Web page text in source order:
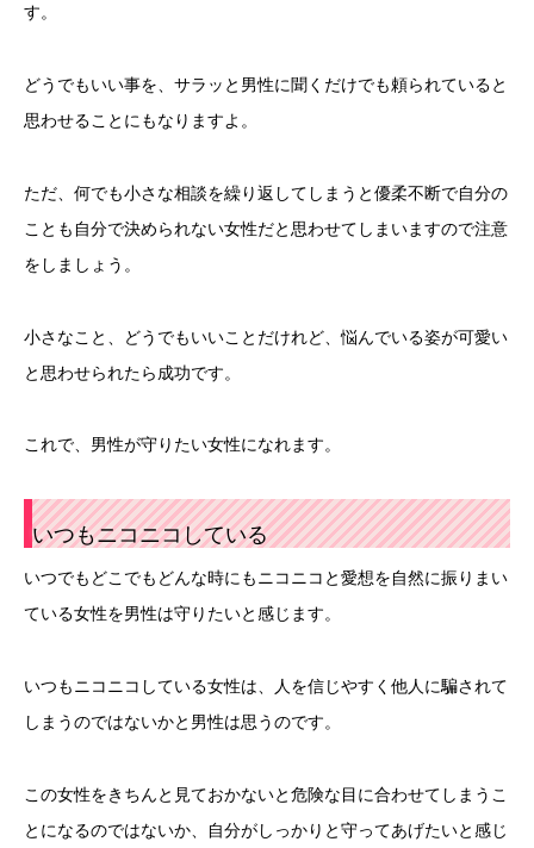
す。
どうでもいい事を、サラッと男性に聞くだけでも頼られていると
思わせることにもなりますよ。
ただ、何でも小さな相談を繰り返してしまうと優柔不断で自分の
ことも自分で決められない女性だと思わせてしまいますので注意
をしましょう。
小さなこと、どうでもいいことだけれど、悩んでいる姿が可愛い
と思わせられたら成功です。
これで、男性が守りたい女性になれます。
いつもニコニコしている
いつでもどこでもどんな時にもニコニコと愛想を自然に振りまい
ている女性を男性は守りたいと感じます。
いつもニコニコしている女性は、人を信じやすく他人に騙されて
しまうのではないかと男性は思うのです。
この女性をきちんと見ておかないと危険な目に合わせてしまうこ
とになるのではないか、自分がしっかりと守ってあげたいと感じ